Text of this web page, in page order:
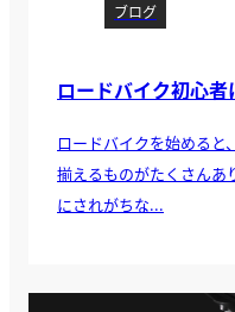
ブログ
ロードバイク初心者
ロードバイクを始める
揃えるものがたくさんあ
にされがちな...